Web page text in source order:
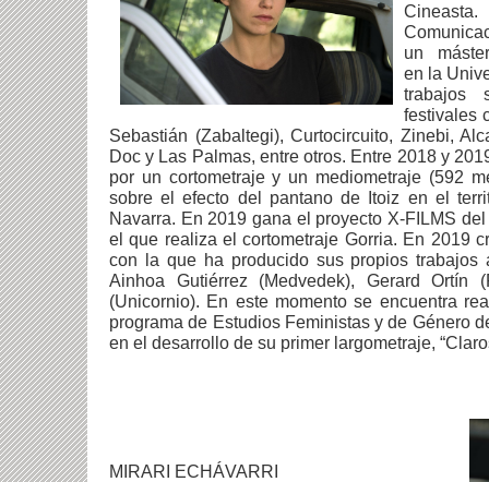
un
en la
trabajos
festivales
Sebastián (Zabaltegi), Curtocircuito, Zinebi,
Doc y Las Palmas, entre otros. Entre 2018 y
por un cortometraje y un mediometraje (592
sobre el efecto del pantano de Itoiz en el
Navarra. En 2019 gana el proyecto X-FILMS
el que realiza el cortometraje Gorria. En 2019
con la que ha producido sus propios trabajos
Ainhoa Gutiérrez (Medvedek), Gerard Ortín
(Unicornio). En este momento se encuentra
programa de Estudios Feministas y de Género
en el desarrollo de su primer largometraje,
MIRARI ECHÁVARRI